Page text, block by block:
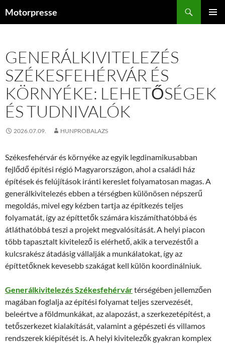
Motorpresse
GENERÁLKIVITELEZÉS
SZÉKESFEHÉRVÁR ÉS
KÖRNYÉKE: LEHETŐSÉGEK
ÉS TUDNIVALÓK
2026.07.09. HUNPROBALAZS
Székesfehérvár és környéke az egyik legdinamikusabban
fejlődő építési régió Magyarországon, ahol a családi ház
építések és felújítások iránti kereslet folyamatosan magas. A
generálkivitelezés ebben a térségben különösen népszerű
megoldás, mivel egy kézben tartja az építkezés teljes
folyamatát, így az építtetők számára kiszámíthatóbbá és
átláthatóbbá teszi a projekt megvalósítását. A helyi piacon
több tapasztalt kivitelező is elérhető, akik a tervezéstől a
kulcsrakész átadásig vállalják a munkálatokat, így az
építtetőknek kevesebb szakágat kell külön koordinálniuk.
Generálkivitelezés Székesfehérvártérségében jellemzően
magában foglalja az építési folyamat teljes szervezését,
beleértve a földmunkákat, az alapozást, a szerkezetépítést, a
tetőszerkezet kialakítását, valamint a gépészeti és villamos
rendszerek kiépítését is. A helyi kivitelezők gyakran komplex